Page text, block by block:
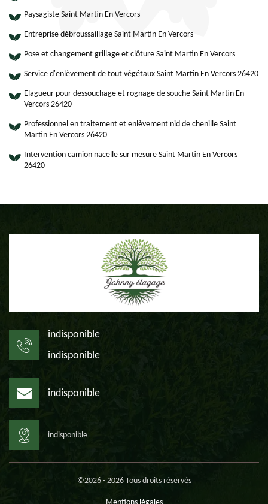
Paysagiste Saint Martin En Vercors
Entreprise débroussaillage Saint Martin En Vercors
Pose et changement grillage et clôture Saint Martin En Vercors
Service d'enlèvement de tout végétaux Saint Martin En Vercors 26420
Elagueur pour dessouchage et rognage de souche Saint Martin En
Vercors 26420
Professionnel en traitement et enlèvement nid de chenille Saint
Martin En Vercors 26420
Intervention camion nacelle sur mesure Saint Martin En Vercors
26420
indisponible
indisponible
indisponible
indisponible
©2026 - 2026 Tous droits réservés